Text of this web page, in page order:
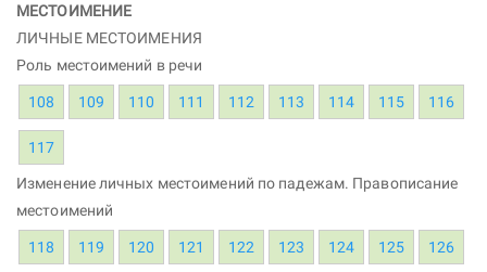
МЕСТОИМЕНИЕ
ЛИЧНЫЕ МЕСТОИМЕНИЯ
Роль местоимений в речи
108 109 110 111 112 113 114 115 116
117
Изменение личных местоимений по падежам. Правописание
местоимений
118 119 120 121 122 123 124 125 126